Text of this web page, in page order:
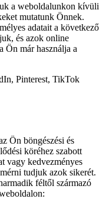
a weboldalunkon kívüli
mutatunk Önnek.
adatait a következő
és azok online
Ön már használja a
Pinterest, TikTok
Ön böngészési és
köréhez szabott
vagy kedvezményes
tudjuk azok sikerét.
féltől származó